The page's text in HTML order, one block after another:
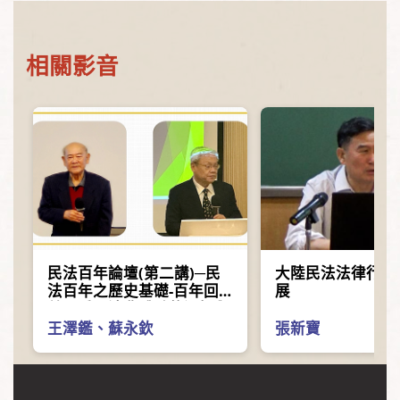
相關影音
民法百年論壇(第二講)─民
法百年之歷史基礎-百年回
遞變
王澤鑑 、 蘇永欽
大陸民法法律行
展
張新寶